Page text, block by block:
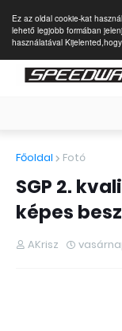
Ez az oldal cookie-kat
lehető legjobb formában
használatával
Főoldal Fotó
SGP 2.
képes
AKrisz